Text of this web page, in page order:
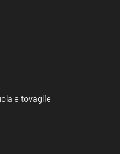
e tovaglie